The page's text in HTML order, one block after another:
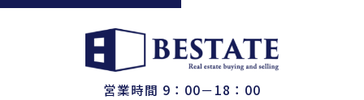
営業時間 9：00－18：00